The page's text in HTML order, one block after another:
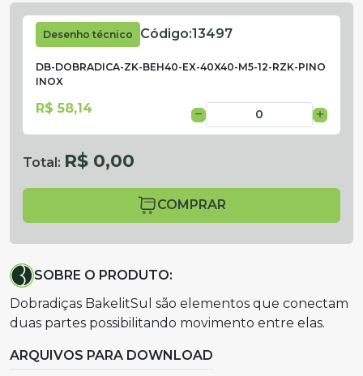
Desenho técnico Código:13497
DB-DOBRADICA-ZK-BEH40-EX-40X40-M5-12-RZK-PINO
INOX
R$ 58,14
Total: R$ 0,00
COMPRAR
SOBRE O PRODUTO:
Dobradiças BakelitSul são elementos que conectam
duas partes possibilitando movimento entre elas.
ARQUIVOS PARA DOWNLOAD